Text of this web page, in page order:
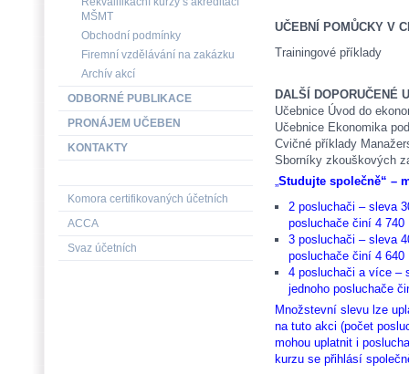
UČEBNÍ POMŮCKY V
Trainingové příklady
DALŠÍ DOPORUČENÉ
Učebnice Úvod do
Učebnice Ekonomika
Cvičné příklady
Sborníky zkouškových
„Studujte společně“ –
2 posluchači – sleva
posluchače činí 4 740
3 posluchači – sleva
posluchače činí 4 640
4 posluchači a více –
jednoho posluchače
Množstevní slevu lze
na tuto akci (počet
mohou uplatnit i
kurzu se přihlásí
MŠMT
Obchodní podmínky
Firemní vzdělávání na zakázku
Archív akcí
ODBORNÉ PUBLIKACE
PRONÁJEM UČEBEN
KONTAKTY
Komora certifikovaných účetních
ACCA
Svaz účetních